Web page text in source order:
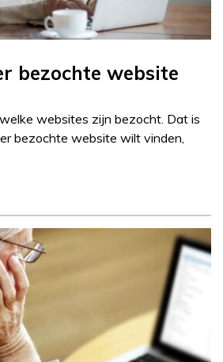
bezochte website
websites zijn bezocht. Dat is
bezochte website wilt vinden,